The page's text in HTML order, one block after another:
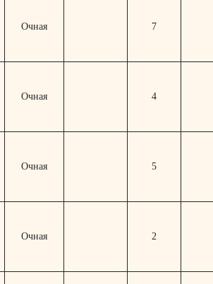
Очная 7
Очная 4
Очная 5
Очная 2